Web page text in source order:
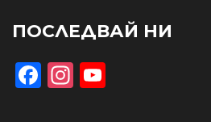
ПОСЛЕДВАЙ НИ
Facebook
Instagram